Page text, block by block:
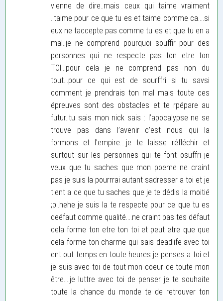
vienne de dire..mais ceux qui taime vraiment
..taime pour ce que tu es et taime comme ca....si
eux ne taccepte pas comme tu es et que tu en a
mal..je ne comprend pourquoi souffir pour des
personnes qui ne respecte pas ton etre ton
TOI...pour cela je ne comprend pas non du
tout...pour ce qui est de sourffri si tu savsi
comment je prendrais ton mal mais toute ces
épreuves sont des obstacles et te rpépare au
futur..tu sais mon nick sais : l’apocalypse ne se
trouve pas dans l’avenir c’est nous qui la
formons et l’empire....je te laisse réfléchir et
surtout sur les personnes qui te font osuffri je
veux que tu saches que mon poeme ne craint
pas je suis la pourrrai autant sadresser a toi et je
tient a ce que tu saches que je te dédis la moitié
;p..hehe je suis la te respecte pour ce que tu es
deéfaut comme qualité....ne craint pas tes défaut
cela forme ton etre ton toi et peut etre que que
cela forme ton charme qui sais deadlife avec toi
ent out temps en toute heures je penses a toi et
je suis avec toi de tout mon coeur de toute mon
être....je luttre avec toi de penser je te souhaite
toute la chance du monde te de retrouver ton